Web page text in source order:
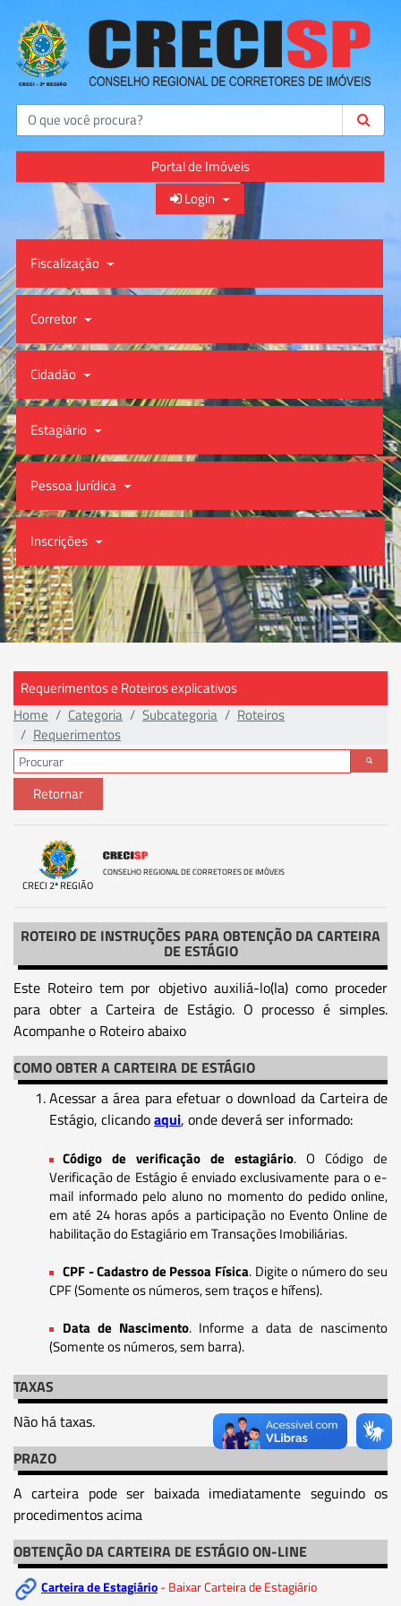
Buscar
Portal de Imóveis
Login
Fiscalização
Corretor
Cidadão
Estagiário
Pessoa Jurídica
Inscrições
Requerimentos e Roteiros explicativos
Home
Categoria Subcategoria
Roteiros
Requerimentos
Retornar
CRECI 2ª REGIÃO
CONSELHO REGIONAL DE CORRETORES DE IMÓVEIS
ROTEIRO DE INSTRUÇÕES PARA OBTENÇÃO DA CARTEIRA
DE ESTÁGIO
Este Roteiro tem por objetivo auxiliá-lo(la) como proceder
para obter a Carteira de Estágio. O processo é simples.
Acompanhe o Roteiro abaixo
COMO OBTER A CARTEIRA DE ESTÁGIO
Acessar a área para efetuar o download da Carteira de
Estágio, clicandoaqui, onde deverá ser informado:
Código de verificação de estagiário. O Código de
Verificação de Estágio é enviado exclusivamente para o e-
mail informado pelo aluno no momento do pedido online,
em até 24 horas após a participação no Evento Online de
habilitação do Estagiário em Transações Imobiliárias.
CPF - Cadastro de Pessoa Física. Digite o número do seu
CPF (Somente os números, sem traços e hífens).
Data de Nascimento. Informe a data de nascimento
(Somente os números, sem barra).
TAXAS
Não há taxas.
PRAZO
A carteira pode ser baixada imediatamente seguindo os
procedimentos acima
OBTENÇÃO DA CARTEIRA DE ESTÁGIO ON-LINE
Carteira de Estagiário - Baixar Carteira de Estagiário